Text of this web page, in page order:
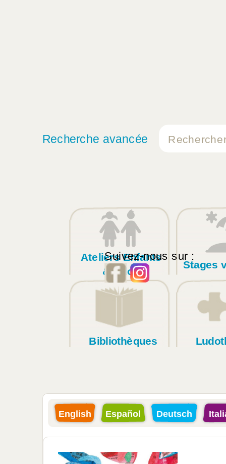
Recherche avancée
Suivez-nous sur :
Ateliers Enfants
& Ados
Stages
Bibliothèques
English Español Deutsch